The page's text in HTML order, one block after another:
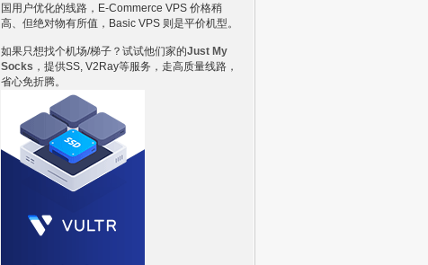
国用户优化的线路，E-Commerce VPS 价格稍
高、但绝对物有所值，Basic VPS 则是平价机型。
如果只想找个机场/梯子？试试他们家的Just My
Socks ，提供SS, V2Ray等服务，走高质量线路，
省心免折腾。